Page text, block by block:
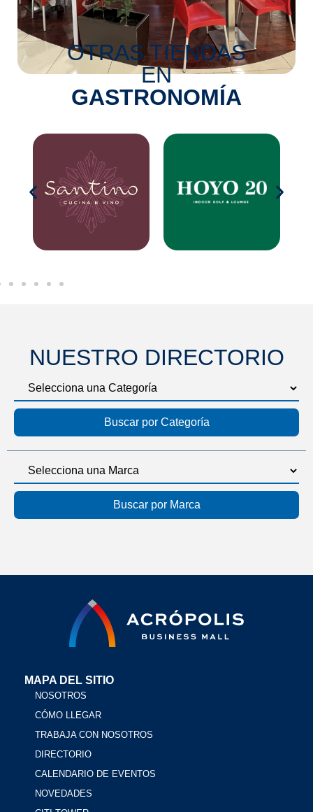
OTRAS TIENDAS
EN
GASTRONOMÍA
NUESTRO DIRECTORIO
MAPA DEL SITIO
NOSOTROS
CÓMO LLEGAR
TRABAJA CON NOSOTROS
DIRECTORIO
CALENDARIO DE EVENTOS
NOVEDADES